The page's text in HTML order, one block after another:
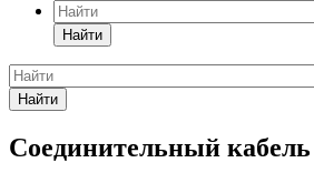
Найти
Найти
Соединительный